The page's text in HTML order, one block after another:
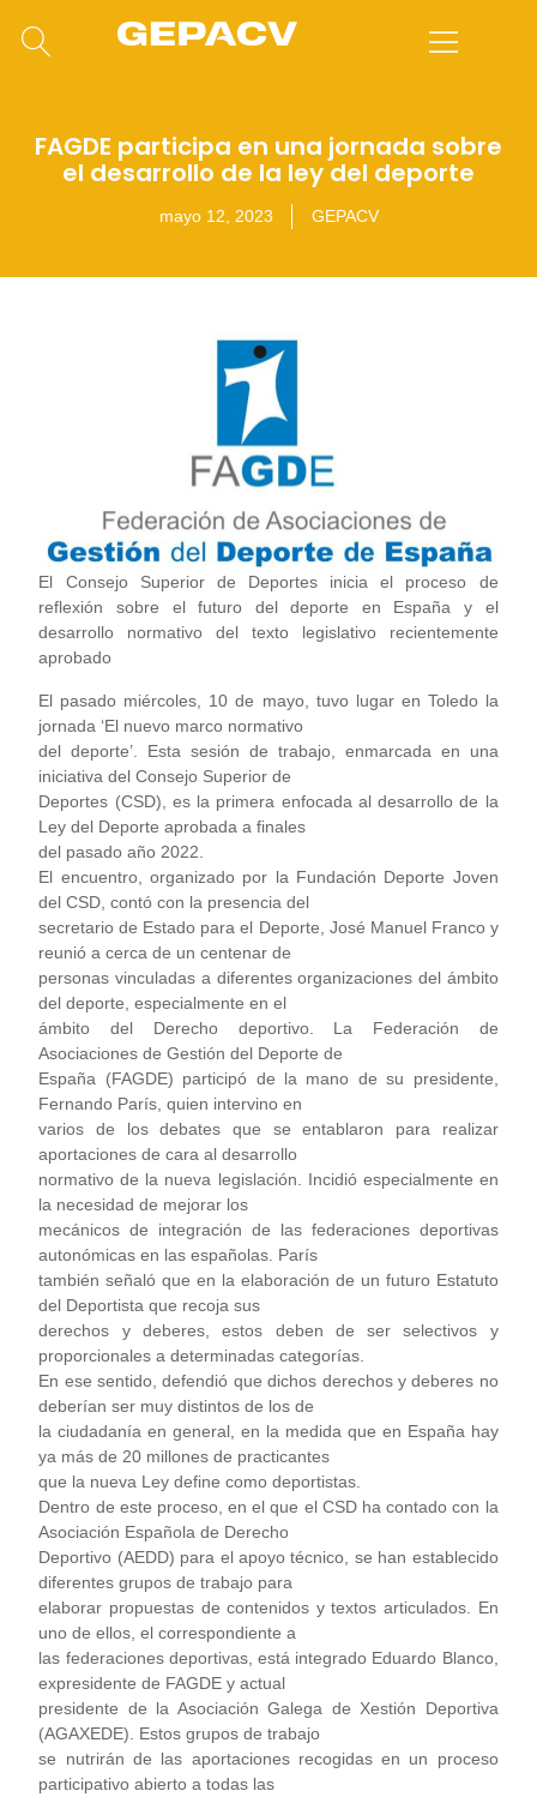
FAGDE participa en una jornada sobre
el desarrollo de la ley del deporte
mayo 12, 2023 GEPACV
El Consejo Superior de Deportes inicia el proceso de
reflexión sobre el futuro del deporte en España y el
desarrollo normativo del texto legislativo recientemente
aprobado
El pasado miércoles, 10 de mayo, tuvo lugar en Toledo la
jornada ‘El nuevo marco normativo
del deporte’. Esta sesión de trabajo, enmarcada en una
iniciativa del Consejo Superior de
Deportes (CSD), es la primera enfocada al desarrollo de la
Ley del Deporte aprobada a finales
del pasado año 2022.
El encuentro, organizado por la Fundación Deporte Joven
del CSD, contó con la presencia del
secretario de Estado para el Deporte, José Manuel Franco y
reunió a cerca de un centenar de
personas vinculadas a diferentes organizaciones del ámbito
del deporte, especialmente en el
ámbito del Derecho deportivo. La Federación de
Asociaciones de Gestión del Deporte de
España (FAGDE) participó de la mano de su presidente,
Fernando París, quien intervino en
varios de los debates que se entablaron para realizar
aportaciones de cara al desarrollo
normativo de la nueva legislación. Incidió especialmente en
la necesidad de mejorar los
mecánicos de integración de las federaciones deportivas
autonómicas en las españolas. París
también señaló que en la elaboración de un futuro Estatuto
del Deportista que recoja sus
derechos y deberes, estos deben de ser selectivos y
proporcionales a determinadas categorías.
En ese sentido, defendió que dichos derechos y deberes no
deberían ser muy distintos de los de
la ciudadanía en general, en la medida que en España hay
ya más de 20 millones de practicantes
que la nueva Ley define como deportistas.
Dentro de este proceso, en el que el CSD ha contado con la
Asociación Española de Derecho
Deportivo (AEDD) para el apoyo técnico, se han establecido
diferentes grupos de trabajo para
elaborar propuestas de contenidos y textos articulados. En
uno de ellos, el correspondiente a
las federaciones deportivas, está integrado Eduardo Blanco,
expresidente de FAGDE y actual
presidente de la Asociación Galega de Xestión Deportiva
(AGAXEDE). Estos grupos de trabajo
se nutrirán de las aportaciones recogidas en un proceso
participativo abierto a todas las